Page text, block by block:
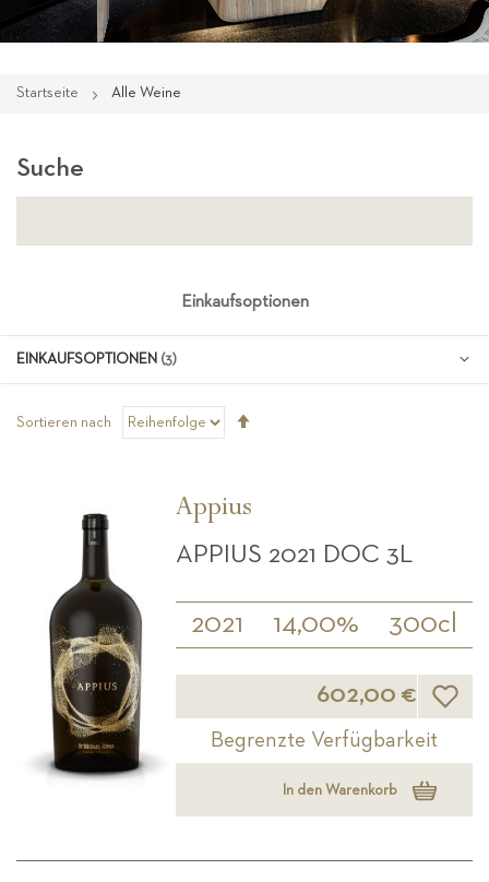
Startseite Alle Weine
Sortieren nach
Appius
APPIUS 2021 DOC 3L
2021 14,00% 300cl
602,00 €
Begrenzte Verfügbarkeit
In den Warenkorb
Suche
Einkaufsoptionen
EINKAUFSOPTIONEN